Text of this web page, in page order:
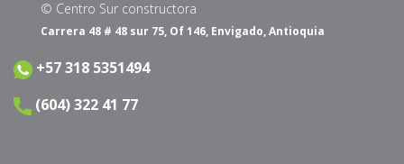
© Centro Sur constructora
Carrera 48 # 48 sur 75, Of 146, Envigado, Antioquia
+57 318 5351494
(604) 322 41 77